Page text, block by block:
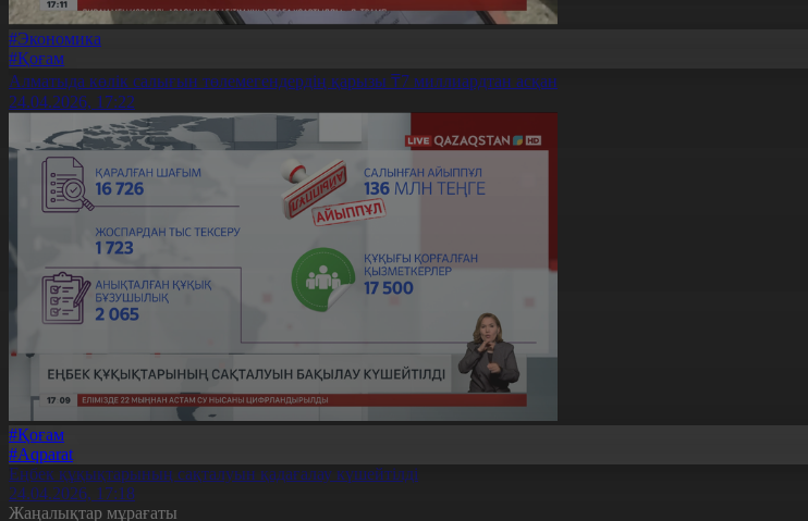
#Экономика
#Қоғам
Алматыда көлік салығын төлемегендердің қарызы ₸7 миллиардтан асқан
24.04.2026, 17:22
#Қоғам
#Aqparat
Еңбек құқықтарының сақталуын қадағалау күшейтілді
24.04.2026, 17:18
Жаңалықтар мұрағаты